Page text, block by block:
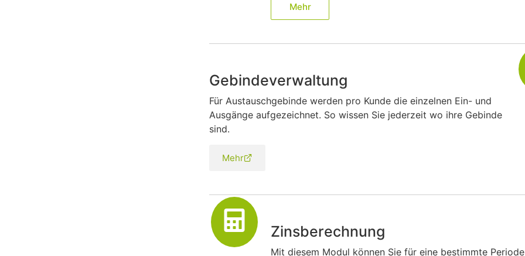
Gebindeverwaltung
Für Austauschgebinde werden pro Kunde die einzelnen Ein- und
Ausgänge aufgezeichnet. So wissen Sie jederzeit wo ihre Gebinde
sind.
Mehr
Mehr
Zinsberechnung
Mit diesem Modul können Sie für eine bestimmte